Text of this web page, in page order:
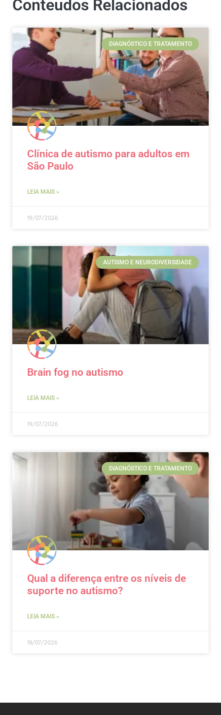
Conteudos Relacionados
DIAGNÓSTICO E TRATAMENTO
Clínica de autismo para adultos em
São Paulo
LEIA MAIS »
19/07/2026
AUTISMO E NEURODIVERSIDADE
Brain fog no autismo
LEIA MAIS »
19/07/2026
DIAGNÓSTICO E TRATAMENTO
Qual a diferença entre os níveis de
suporte no autismo?
LEIA MAIS »
18/07/2026